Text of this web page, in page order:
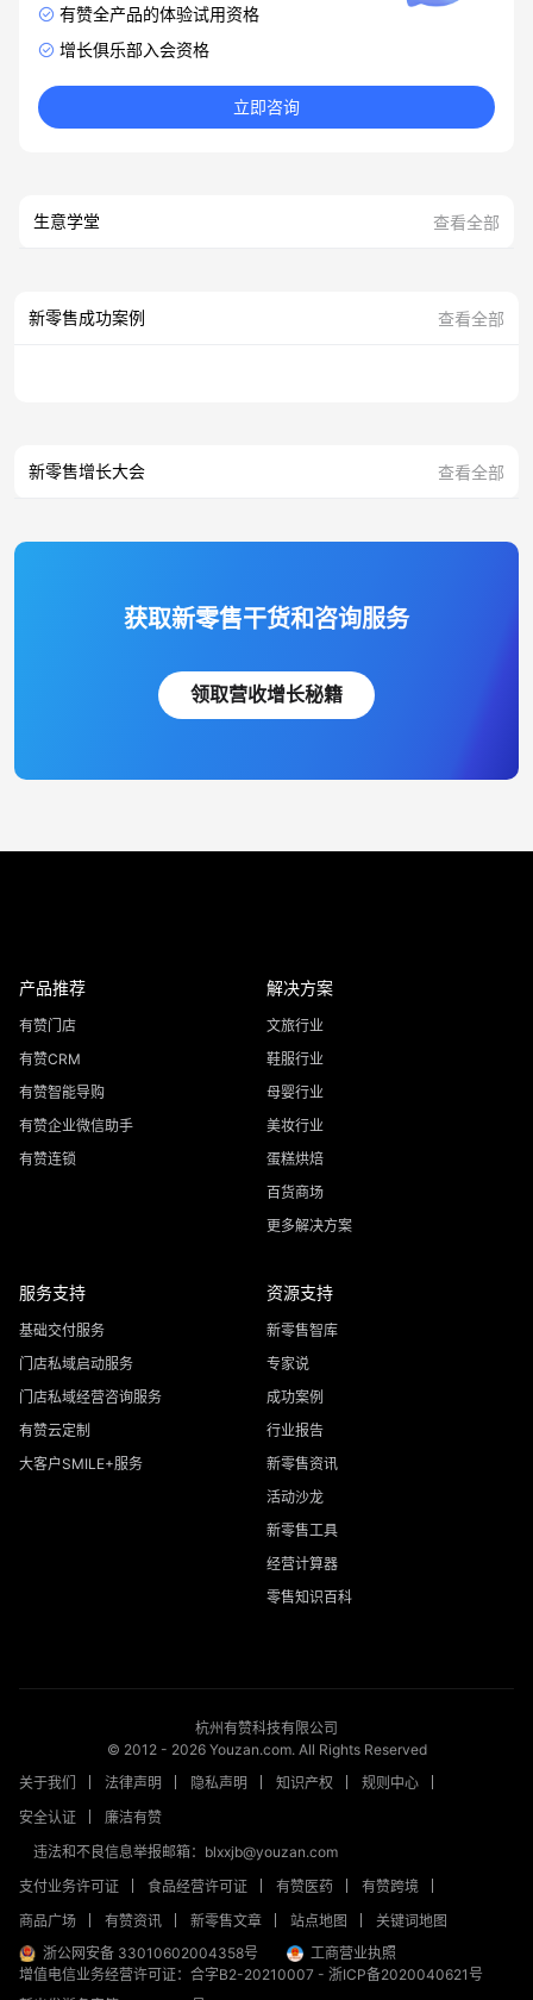
有赞全产品的体验试用资格
增长俱乐部入会资格
立即咨询
生意学堂 查看全部
新零售成功案例 查看全部
新零售增长大会 查看全部
获取新零售干货和咨询服务
领取营收增长秘籍
产品推荐
有赞门店
有赞CRM
有赞智能导购
有赞企业微信助手
有赞连锁
解决方案
文旅行业
鞋服行业
母婴行业
美妆行业
蛋糕烘焙
百货商场
更多解决方案
服务支持
基础交付服务
门店私域启动服务
门店私域经营咨询服务
有赞云定制
大客户SMILE+服务
资源支持
新零售智库
专家说
成功案例
行业报告
新零售资讯
活动沙龙
新零售工具
经营计算器
零售知识百科
杭州有赞科技有限公司
© 2012 - 2026Youzan.com. All Rights Reserved
关于我们
法律声明 隐私声明 知识产权
规则中心
安全认证
廉洁有赞
违法和不良信息举报邮箱：blxxjb@youzan.com
支付业务许可证
食品经营许可证 有赞医药
有赞跨境
商品广场
有赞资讯 新零售文章 站点地图
关键词地图
浙公网安备 33010602004358号
工商营业执照
增值电信业务经营许可证：合字B2-20210007 - 浙ICP备2020040621号